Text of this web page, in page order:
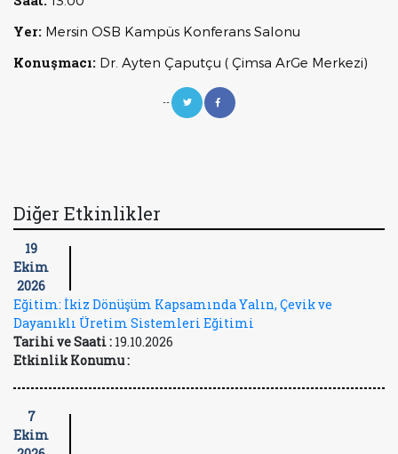
Yer: Mersin OSB Kampüs Konferans Salonu
Konuşmacı: Dr. Ayten Çaputçu ( Çimsa ArGe Merkezi)
--
Diğer Etkinlikler
19
Ekim
2026
Eğitim: İkiz Dönüşüm Kapsamında Yalın, Çevik ve
Dayanıklı Üretim Sistemleri Eğitimi
Tarihi ve Saati : 19.10.2026
Etkinlik Konumu :
7
Ekim